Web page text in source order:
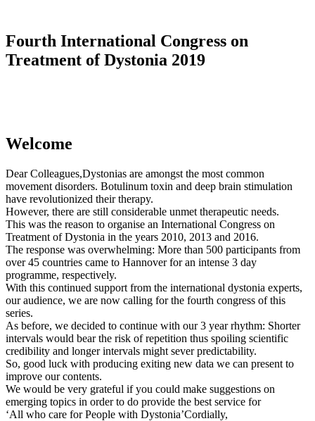
Fourth International Congress on
Treatment of Dystonia 2019
Welcome
Dear Colleagues,Dystonias are amongst the most common
movement disorders. Botulinum toxin and deep brain stimulation
have revolutionized their therapy.
However, there are still considerable unmet therapeutic needs.
This was the reason to organise an International Congress on
Treatment of Dystonia in the years 2010, 2013 and 2016.
The response was overwhelming: More than 500 participants from
over 45 countries came to Hannover for an intense 3 day
programme, respectively.
With this continued support from the international dystonia experts,
our audience, we are now calling for the fourth congress of this
series.
As before, we decided to continue with our 3 year rhythm: Shorter
intervals would bear the risk of repetition thus spoiling scientific
credibility and longer intervals might sever predictability.
So, good luck with producing exiting new data we can present to
improve our contents.
We would be very grateful if you could make suggestions on
emerging topics in order to do provide the best service for
‘All who care for People with Dystonia’Cordially,